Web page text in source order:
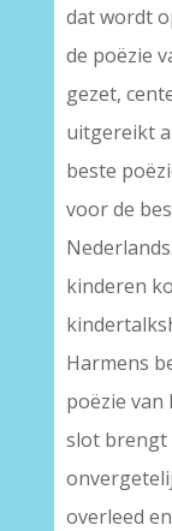
dat wordt
de poëzie
gezet,
uitgereikt
beste
voor de
kinderen
Harmens
poëzie van
slot brengt
overleed